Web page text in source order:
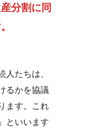
分割に同
人たちは、
るかを協議
ます。これ
といいます